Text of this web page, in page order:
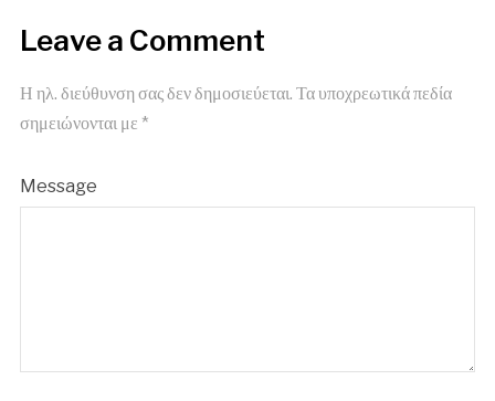
Leave a Comment
Η ηλ. διεύθυνση σας δεν δημοσιεύεται. Τα υποχρεωτικά πεδία
σημειώνονται με *
Message